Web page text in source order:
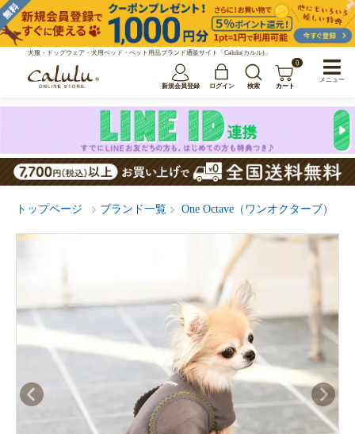
犬服・ドッグウェア・犬用ベッド・ペット用品ブランド通販サイト「Calulu(カルル)」
新規会員登録 ログイン 検索
0
カート
トップページ ブランド一覧 One Octave（ワンオクターブ）
メニュー